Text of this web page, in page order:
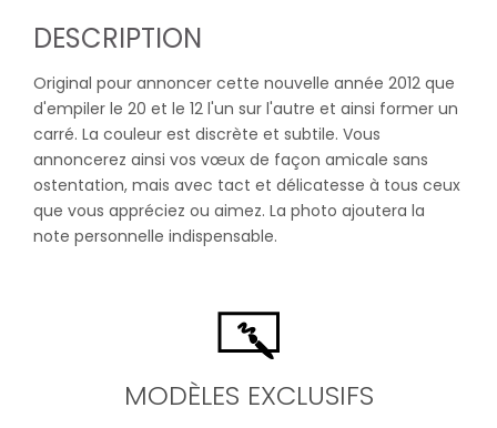
DESCRIPTION
Original pour annoncer cette nouvelle année 2012 que
d'empiler le 20 et le 12 l'un sur l'autre et ainsi former un
carré. La couleur est discrète et subtile. Vous
annoncerez ainsi vos vœux de façon amicale sans
ostentation, mais avec tact et délicatesse à tous ceux
que vous appréciez ou aimez. La photo ajoutera la
note personnelle indispensable.
MODÈLES EXCLUSIFS